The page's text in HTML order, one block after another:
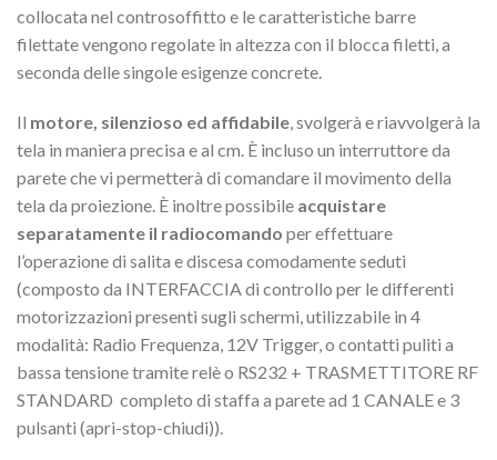
collocata nel controsoffitto e le caratteristiche barre
filettate vengono regolate in altezza con il blocca filetti, a
seconda delle singole esigenze concrete.
Il motore, silenzioso ed affidabile , svolgerà e riavvolgerà la
tela in maniera precisa e al cm. È incluso un interruttore da
parete che vi permetterà di comandare il movimento della
tela da proiezione. È inoltre possibile acquistare
separatamente il radiocomando per effettuare
l’operazione di salita e discesa comodamente seduti
(composto da INTERFACCIA di controllo per le differenti
motorizzazioni presenti sugli schermi, utilizzabile in 4
modalità: Radio Frequenza, 12V Trigger, o contatti puliti a
bassa tensione tramite relè o RS232 + TRASMETTITORE RF
STANDARD completo di staffa a parete ad 1 CANALE e 3
pulsanti (apri-stop-chiudi)).